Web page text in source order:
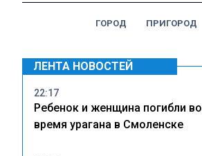
ГОРОД ПРИГОРОД
ЛЕНТА НОВОСТЕЙ
22:17
Ребенок и женщина погибли во
время урагана в Смоленске